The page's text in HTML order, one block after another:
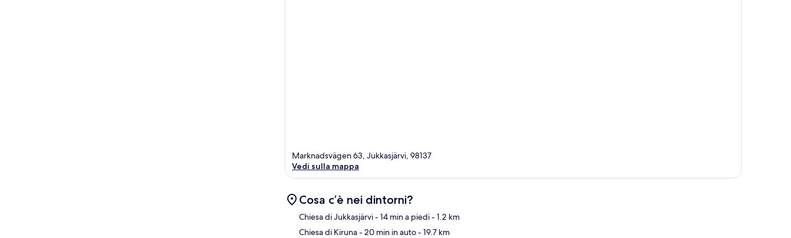
Marknadsvägen 63, Jukkasjärvi, 98137
Vedi sulla mappa
Cosa c’è nei dintorni?
Chiesa di Jukkasjärvi- 14 min a piedi- 1.2 km
Chiesa di Kiruna- 20 min in auto- 19.7 km